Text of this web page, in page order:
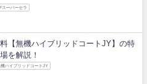
スーパーセラ
【無機ハイブリッドコートJY】の特
を解説！
機ハイブリッドコートJY